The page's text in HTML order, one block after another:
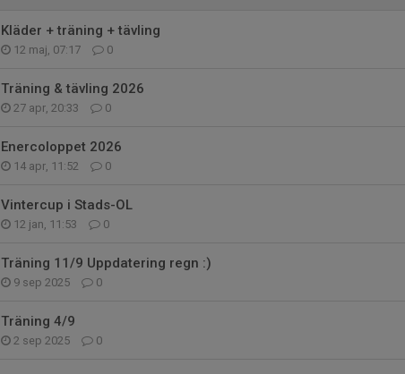
Kläder + träning + tävling
12 maj, 07:17 0
Träning & tävling 2026
27 apr, 20:33 0
Enercoloppet 2026
14 apr, 11:52 0
Vintercup i Stads-OL
12 jan, 11:53 0
Träning 11/9 Uppdatering regn :)
9 sep 2025 0
Träning 4/9
2 sep 2025 0